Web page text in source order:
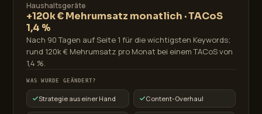
Haushaltsgeräte
+120k € Mehrumsatz monatlich · TACoS
1,4 %
Nach 90 Tagen auf Seite 1 für die wichtigsten Keywords;
rund 120k € Mehrumsatz pro Monat bei einem TACoS von
1,4 %.
WAS WURDE GEÄNDERT?
Strategie aus einer Hand Content-Overhaul